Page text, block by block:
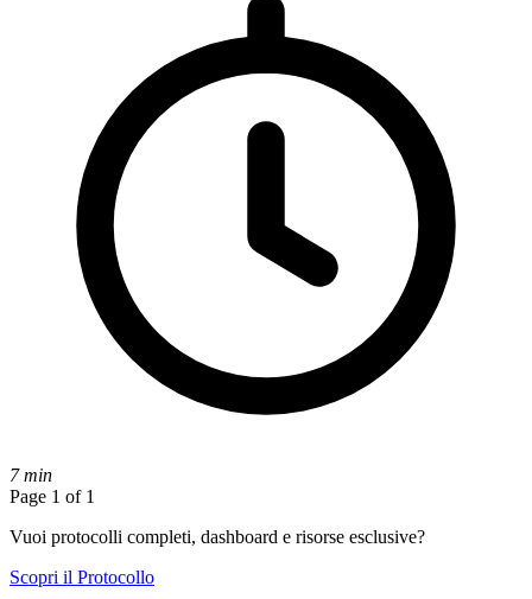
7 min
Page 1 of 1
Vuoi protocolli completi, dashboard e risorse esclusive?
Scopri il Protocollo